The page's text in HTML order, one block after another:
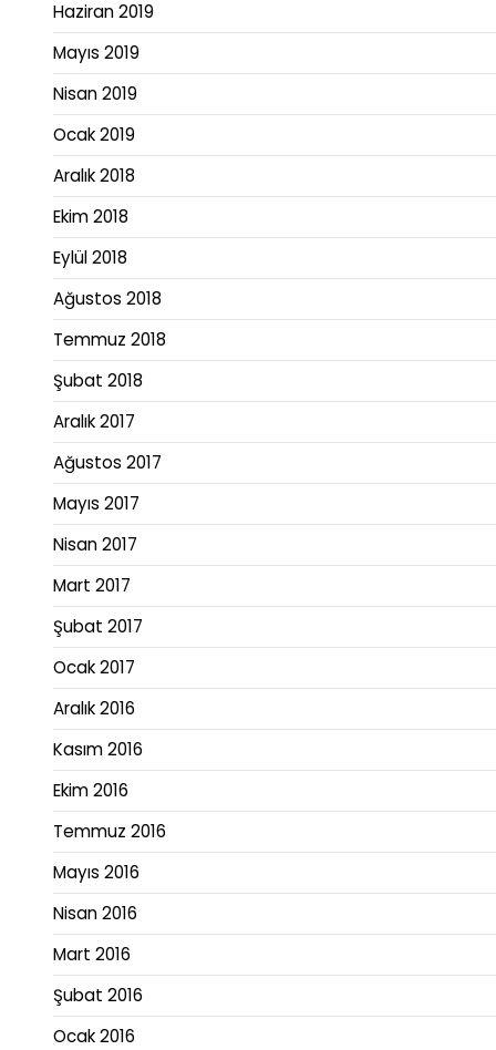
Haziran 2019
Mayıs 2019
Nisan 2019
Ocak 2019
Aralık 2018
Ekim 2018
Eylül 2018
Ağustos 2018
Temmuz 2018
Şubat 2018
Aralık 2017
Ağustos 2017
Mayıs 2017
Nisan 2017
Mart 2017
Şubat 2017
Ocak 2017
Aralık 2016
Kasım 2016
Ekim 2016
Temmuz 2016
Mayıs 2016
Nisan 2016
Mart 2016
Şubat 2016
Ocak 2016